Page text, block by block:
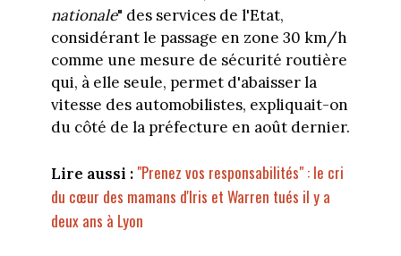
nationale" des services de l'Etat,
considérant le passage en zone 30 km/h
comme une mesure de sécurité routière
qui, à elle seule, permet d'abaisser la
vitesse des automobilistes, expliquait-on
du côté de la préfecture en août dernier.
Lire aussi : "Prenez vos responsabilités" : le cri
du cœur des mamans d'Iris et Warren tués il y a
deux ans à Lyon